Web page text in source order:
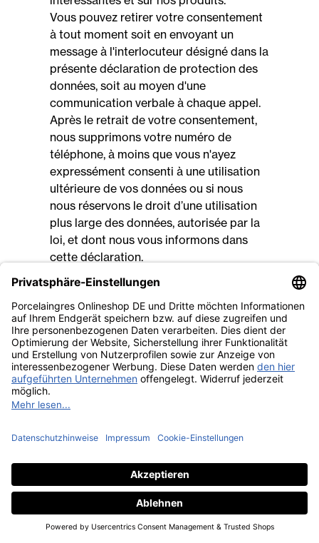
Vous pouvez retirer votre consentement
à tout moment soit en envoyant un
message à l'interlocuteur désigné dans la
présente déclaration de protection des
données, soit au moyen d'une
communication verbale à chaque appel.
Après le retrait de votre consentement,
nous supprimons votre numéro de
téléphone, à moins que vous n'ayez
expressément consenti à une utilisation
ultérieure de vos données ou si nous
nous réservons le droit d’une utilisation
plus large des données, autorisée par la
loi, et dont nous vous informons dans
cette déclaration.
6. Cookies et autres
technologies
Informations générales
internet attrayante et de permettre
présenter des produits adaptés ou de
réaliser des études de marché, nous
utilisons des technologies, en ce compris
des "cookies", sur différentes pages. Les
cookies sont de petits fichiers texte qui
sont automatiquement enregistrés sur